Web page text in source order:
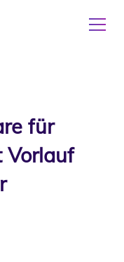
für
Vorlauf